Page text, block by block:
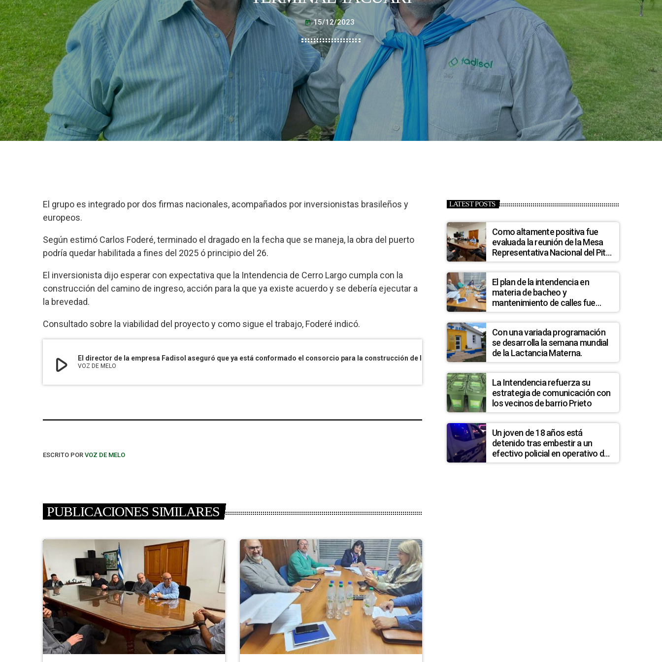
today 15/12/2023
El grupo es integrado por dos firmas nacionales, acompañados por inversionistas brasileños y
europeos.
Según estimó Carlos Foderé, terminado el dragado en la fecha que se maneja, la obra del puerto
podría quedar habilitada a fines del 2025 ó principio del 26.
El inversionista dijo esperar con expectativa que la Intendencia de Cerro Largo cumpla con la
construcción del camino de ingreso, acción para la que ya existe acuerdo y se debería ejecutar a
la brevedad.
Consultado sobre la viabilidad del proyecto y como sigue el trabajo, Foderé indicó.
play_arrow VOZ DE MELO
ESCRITO POR VOZ DE MELO
PUBLICACIONES SIMILARES
LATEST POSTS
Como altamente positiva fue
evaluada la reunión de la Mesa
Representativa Nacional del Pit
Cnt en Melo
El plan de la intendencia en
materia de bacheo y
mantenimiento de calles fue
analizado en la Junta
Departamental
Con una variada programación
se desarrolla la semana mundial
de la Lactancia Materna.
La Intendencia refuerza su
estrategia de comunicación con
los vecinos de barrio Prieto
Un joven de 18 años está
detenido tras embestir a un
efectivo policial en operativo de
control